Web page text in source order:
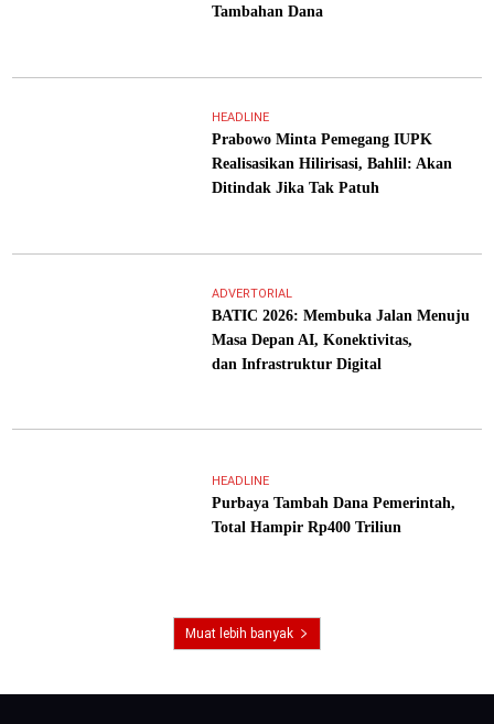
Tambahan Dana
HEADLINE
Prabowo Minta Pemegang IUPK
Realisasikan Hilirisasi, Bahlil: Akan
Ditindak Jika Tak Patuh
ADVERTORIAL
BATIC 2026: Membuka Jalan Menuju
Masa Depan AI, Konektivitas,
dan Infrastruktur Digital
HEADLINE
Purbaya Tambah Dana Pemerintah,
Total Hampir Rp400 Triliun
Muat lebih banyak